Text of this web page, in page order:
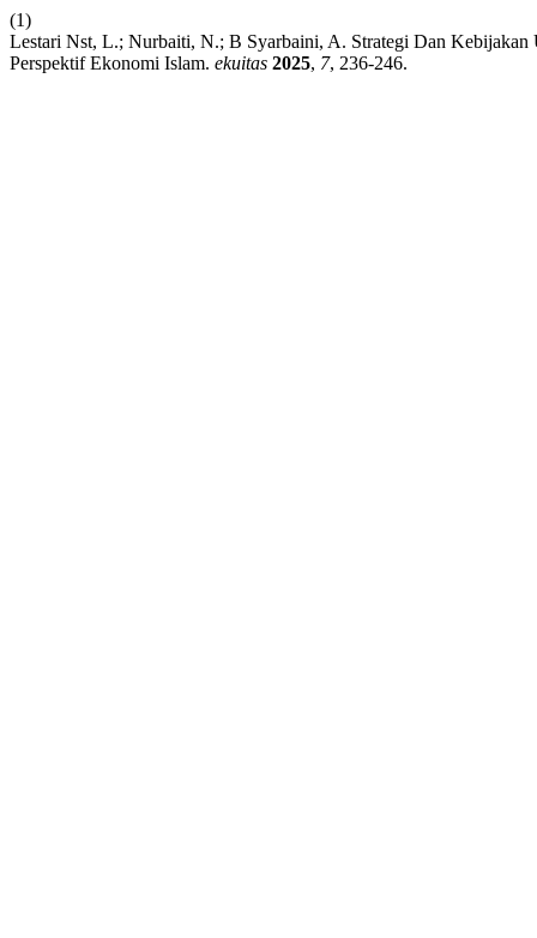
(1)
Lestari Nst, L.; Nurbaiti, N.; B Syarbaini, A. Strategi Dan
Perspektif Ekonomi Islam. ekuitas 2025, 7, 236-246.